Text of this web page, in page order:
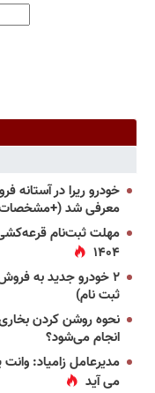
خودرو ریرا در آستانه
معرفی شد (+مشخصات و
مهلت ثبت‌نام قرعه‌کشی
۱۴۰۴
۲ خودرو جدید به
ثبت نام)
نحوه روشن کردن
انجام می‌شود؟
مدیرعامل زامیاد: وانت
می آید